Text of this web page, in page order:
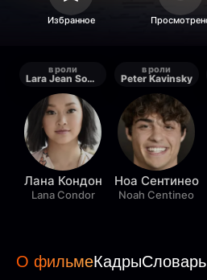
в роли
Lara Jean Song Covey
Лана Кондон
Lana Condor
в роли
Peter Kavinsky
Ноа Сентинео
Noah Centineo
О фильмеКадрыСловарь